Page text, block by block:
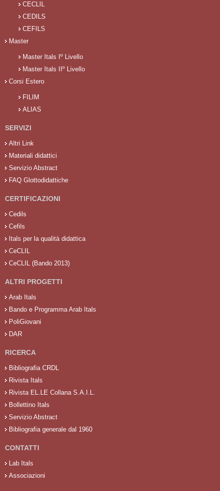
CECLIL
CEDILS
CEFILS
Master
Master Itals Iº Livello
Master Itals IIº Livello
Corsi Estero
FILIM
ALIAS
SERVIZI
Altri Link
Materiali didattici
Servizio Abstract
FAQ Glottodidattiche
CERTIFICAZIONI
Cedils
Cefils
Itals per la qualità didattica
CeCLIL
CeCLIL (Bando 2013)
ALTRI PROGETTI
Arab Itals
Bando e Programma Arab Itals
PoliGiovani
DAR
RICERCA
Bibliografia CRDL
Rivista Itals
Rivista EL.LE Collana S.A.I.L.
Bollettino Itals
Servizio Abstract
Bibliografia generale dal 1960
CONTATTI
Lab Itals
Associazioni